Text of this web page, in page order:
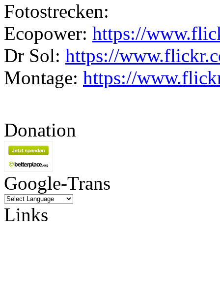
Fotostrecken:
Ecopower: https://
Dr Sol: https://
Montage: https://
Donation
Google-Trans
Links